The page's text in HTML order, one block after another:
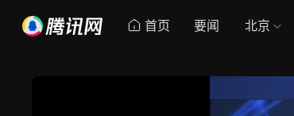
首页 要闻 北京